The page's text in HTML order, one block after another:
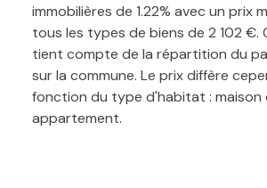
immobilières de 1.22% avec un prix
tous les types de biens de 2 102 €.
tient compte de la répartition du
sur la commune. Le prix diffère
fonction du type d'habitat : maison
appartement.